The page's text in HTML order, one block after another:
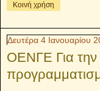
Κοινή χρήση
Δευτέρα 4 Ιανουαρίου
ΟΕΝΓΕ Για